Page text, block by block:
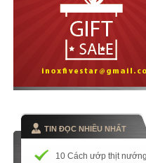
TIN ĐỌC NHIỀU NHẤT
10 Cách ướp thịt nướng